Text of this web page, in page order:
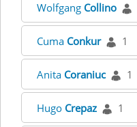
Wolfgang Collino
Cuma Conkur 1
Anita Coraniuc 1
Hugo Crepaz 1